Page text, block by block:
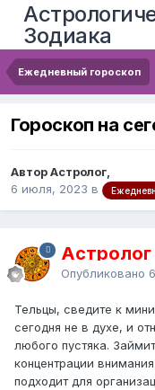
Зодиака
Ежедневный гороскоп
Гороскоп на
Автор Астролог,
6 июля, 2023 в
Астролог
Опубликовано
Тельцы, сведите к
сегодня не в духе, и
любого пустяка.
концентрации
подходит для